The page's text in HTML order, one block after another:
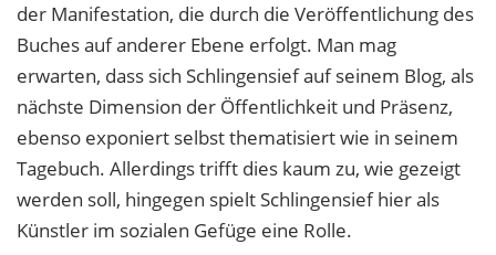
der Manifestation, die durch die Veröffentlichung des
Buches auf anderer Ebene erfolgt. Man mag
erwarten, dass sich Schlingensief auf seinem Blog, als
nächste Dimension der Öffentlichkeit und Präsenz,
ebenso exponiert selbst thematisiert wie in seinem
Tagebuch. Allerdings trifft dies kaum zu, wie gezeigt
werden soll, hingegen spielt Schlingensief hier als
Künstler im sozialen Gefüge eine Rolle.